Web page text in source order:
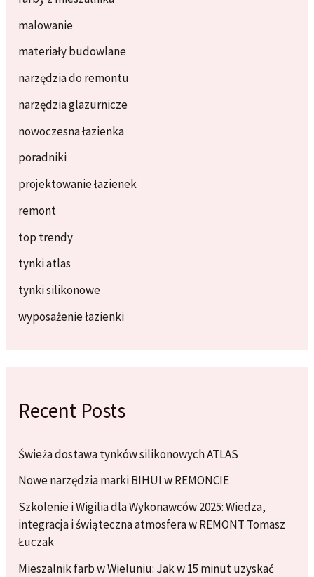
malowanie
materiały budowlane
narzędzia do remontu
narzędzia glazurnicze
nowoczesna łazienka
poradniki
projektowanie łazienek
remont
top trendy
tynki atlas
tynki silikonowe
wyposażenie łazienki
Recent Posts
Świeża dostawa tynków silikonowych ATLAS
Nowe narzędzia marki BIHUI w REMONCIE
Szkolenie i Wigilia dla Wykonawców 2025: Wiedza,
integracja i świąteczna atmosfera w REMONT Tomasz
Łuczak
Mieszalnik farb w Wieluniu: Jak w 15 minut uzyskać